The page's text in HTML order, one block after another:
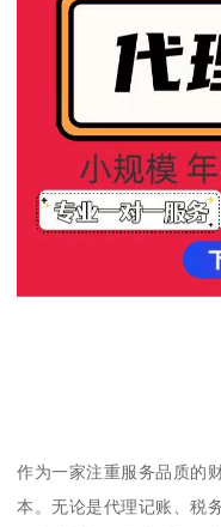
作为一家注重服务品质的
本。无论是代理记账、税